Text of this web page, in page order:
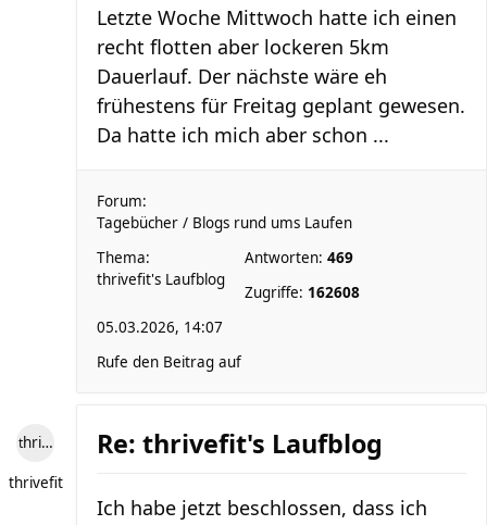
Letzte Woche Mittwoch hatte ich einen
recht flotten aber lockeren 5km
Dauerlauf. Der nächste wäre eh
frühestens für Freitag geplant gewesen.
Da hatte ich mich aber schon ...
Forum:
Tagebücher / Blogs rund ums Laufen
Thema:
thrivefit's Laufblog
Antworten: 469
Zugriffe: 162608
05.03.2026, 14:07
Rufe den Beitrag auf
thrivefit
thrivefit
Re: thrivefit's Laufblog
Ich habe jetzt beschlossen, dass ich